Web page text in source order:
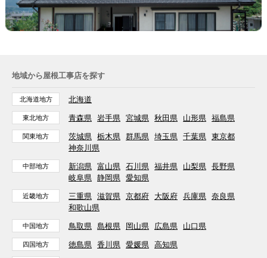
地域から屋根工事店を探す
北海道地方 北海道
東北地方 青森県 岩手県 宮城県 秋田県 山形県 福島県
関東地方 茨城県 栃木県 群馬県 埼玉県 千葉県 東京都
神奈川県
中部地方 新潟県 富山県 石川県 福井県 山梨県 長野県
岐阜県 静岡県 愛知県
近畿地方 三重県 滋賀県 京都府 大阪府 兵庫県 奈良県
和歌山県
中国地方 鳥取県 島根県 岡山県 広島県 山口県
四国地方 徳島県 香川県 愛媛県 高知県